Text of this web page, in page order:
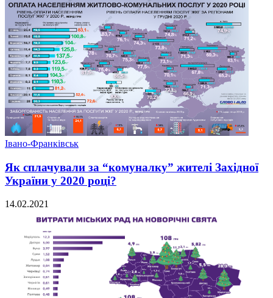
Івано-Франківськ
Як сплачували за “комуналку” жителі Західної
України у 2020 році?
14.02.2021